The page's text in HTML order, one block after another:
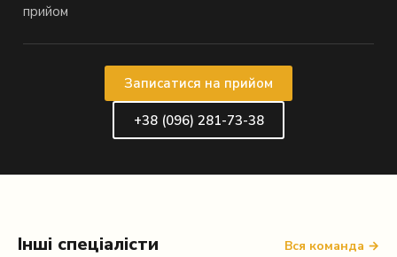
прийом
Записатися на прийом
+38 (096) 281-73-38
Інші спеціалісти Вся команда →